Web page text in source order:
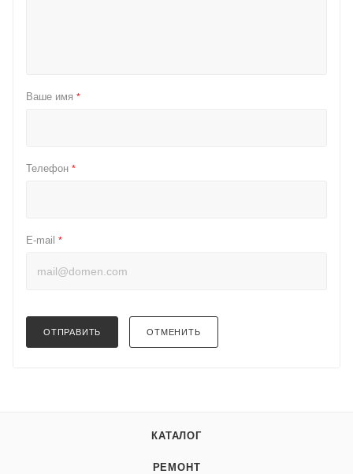
Ваше имя *
Телефон *
E-mail *
ОТПРАВИТЬ ОТМЕНИТЬ
КАТАЛОГ
РЕМОНТ